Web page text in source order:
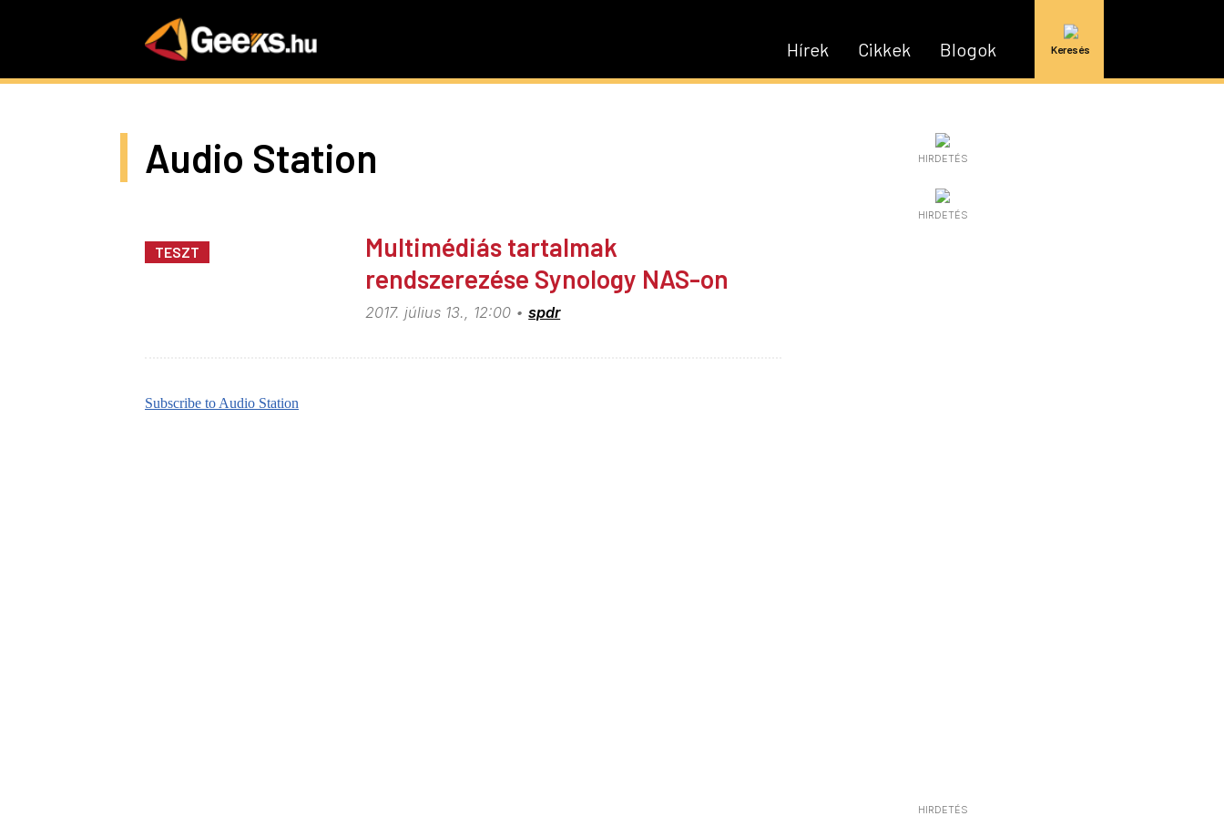
Blogok
Cikkek
Hírek Keresés
HIRDETÉS
HIRDETÉS
HIRDETÉS
Audio Station
TESZT
Multimédiás tartalmak
rendszerezése Synology NAS-on
2017. július 13., 12:00 spdr
Subscribe to Audio Station